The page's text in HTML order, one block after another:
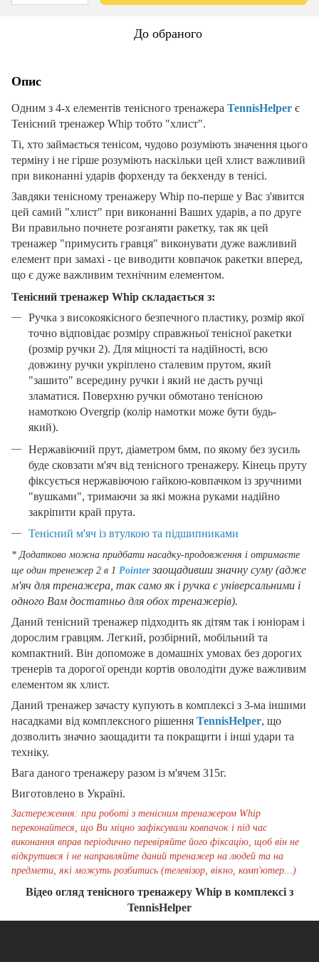
До обраного
Опис
Одним з 4-х елементів тенісного тренажера TennisHelper є
Тенісний тренажер Whip тобто "хлист".
Ті, хто займається тенісом, чудово розуміють значення цього
терміну і не гірше розуміють наскільки цей хлист важливий
при виконанні ударів форхенду та бекхенду в тенісі.
Завдяки тенісному тренажеру Whip по-перше у Вас з'явится
цей самий "хлист" при виконанні Ваших ударів, а по друге
Ви правильно почнете розганяти ракетку, так як цей
тренажер "примусить гравця" виконувати дуже важливий
елемент при замахі - це виводити ковпачок ракетки вперед,
що є дуже важливим технічним елементом.
Тенісний тренажер Whip складається з:
Ручка з високоякісного безпечного пластику, розмір якої
точно відповідає розміру справжньої тенісної ракетки
(розмір ручки 2). Для міцності та надійності, всю
довжину ручки укріплено сталевим прутом, який
"зашито" всередину ручки і який не дасть ручці
зламатися. Поверхню ручки обмотано тенісною
намоткою Overgrip (колір намотки може бути будь-
який).
Нержавіючий прут, діаметром 6мм, по якому без зусиль
буде сковзати м'яч від тенісного тренажеру. Кінець пруту
фіксується нержавіючою гайкою-ковпачком із зручними
"вушками", тримаючи за які можна руками надійно
закріпити край прута.
Тенісний м'яч із втулкою та підшипниками
* Додатково можна придбати насадку-продовження і отримаєте
ще один тренежер 2 в 1 Pointer заощадивши значну суму (адже
м'яч для тренажера, так само як і ручка є універсальними і
одного Вам достатньо для обох тренажерів).
Даний тенісний тренажер підходить як дітям так і юніорам і
дорослим гравцям. Легкий, розбірний, мобільний та
компактний. Він допоможе в домашніх умовах без дорогих
тренерів та дорогої оренди кортів оволодіти дуже важливим
елементом як хлист.
Даний тренажер зачасту купують в комплексі з 3-ма іншими
насадками від комплексного рішення TennisHelper, що
дозволить значно заощадити та покращити і інші удари та
техніку.
Вага даного тренажеру разом із м'ячем 315г.
Виготовлено в Україні.
Застереження: при роботі з тенісним тренажером Whip
переконайтеся, що Ви міцно зафіксували ковпачок і під час
виконання вправ періодично перевіряйте його фіксацію, щоб він не
відкрутився і не направляйте даний тренажер на людей та на
предмети, які можуть розбитись (телевізор, вікно, комп'ютер...)
Відео огляд тенісного тренажеру Whip в комплексі з
TennisHelper